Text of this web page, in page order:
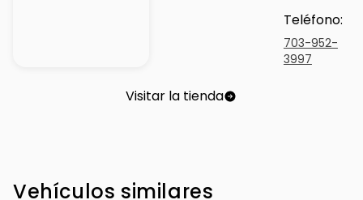
Teléfono:
703-952-
3997
Visitar la tienda
Vehículos similares